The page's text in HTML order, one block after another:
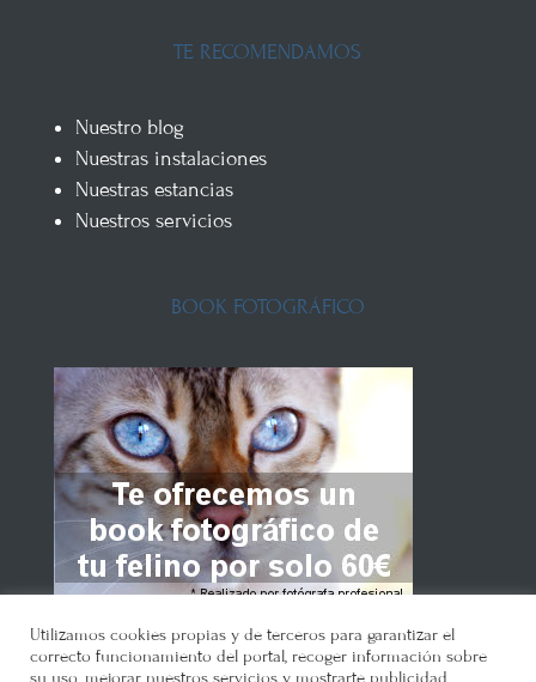
TE RECOMENDAMOS
Nuestro blog
Nuestras instalaciones
Nuestras estancias
Nuestros servicios
BOOK FOTOGRÁFICO
Utilizamos cookies propias y de terceros para garantizar el
correcto funcionamiento del portal, recoger información sobre
su uso, mejorar nuestros servicios y mostrarte publicidad